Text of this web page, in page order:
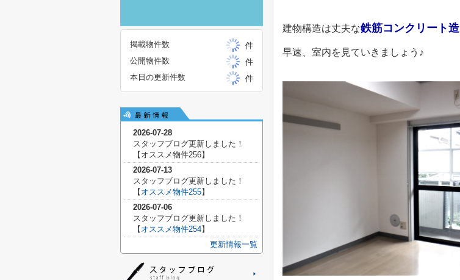
建物構造は丈夫な鉄筋コンクリート造
早速、室内を見ていきましょう♪
掲載物件数
件
公開物件数
件
本日の更新件数
件
2026-07-28
スタッフブログ更新しました！
【 オススメ物件256】
2026-07-13
スタッフブログ更新しました！
【 オススメ物件255】
2026-07-06
スタッフブログ更新しました！
【 オススメ物件254】
更新情報一覧